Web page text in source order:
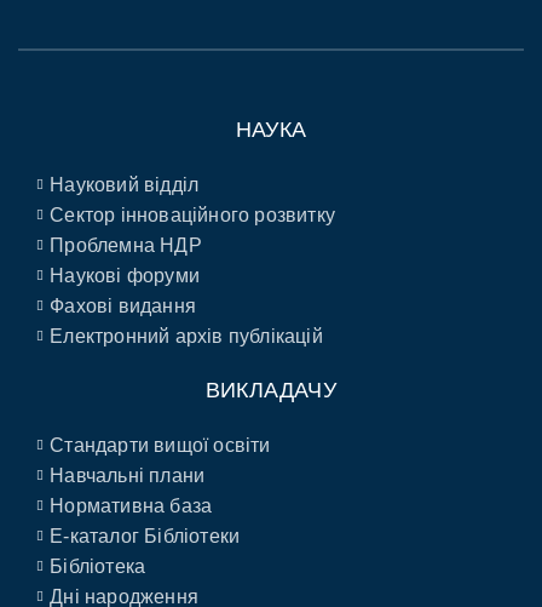
НАУКА
Науковий відділ
Сектор інноваційного розвитку
Проблемна НДР
Наукові форуми
Фахові видання
Електронний архів публікацій
ВИКЛАДАЧУ
Стандарти вищої освіти
Навчальні плани
Нормативна база
E-каталог Бібліотеки
Бібліотека
Дні народження